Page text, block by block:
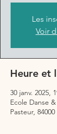
Les
Voir
Heure et
30 janv. 2025,
Ecole Danse
Pasteur,